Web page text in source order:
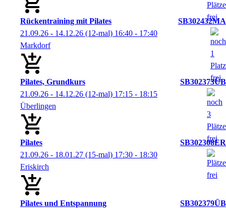
Rückentraining mit Pilates
SB302432MA
21.09.26 - 14.12.26 (12-mal) 16:40 - 17:40
Markdorf
Pilates, Grundkurs
SB302373ÜB
21.09.26 - 14.12.26 (12-mal) 17:15 - 18:15
Überlingen
Pilates
SB302308ER
21.09.26 - 18.01.27 (15-mal) 17:30 - 18:30
Eriskirch
Pilates und Entspannung
SB302379ÜB